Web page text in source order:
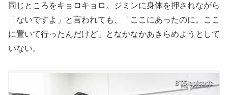
同じところをキョロキョロ。ジミンに身体を押されながら
「ないですよ」と言われても、「ここにあったのに。ここ
に置いて行ったんだけど」となかなかあきらめようとして
いない。